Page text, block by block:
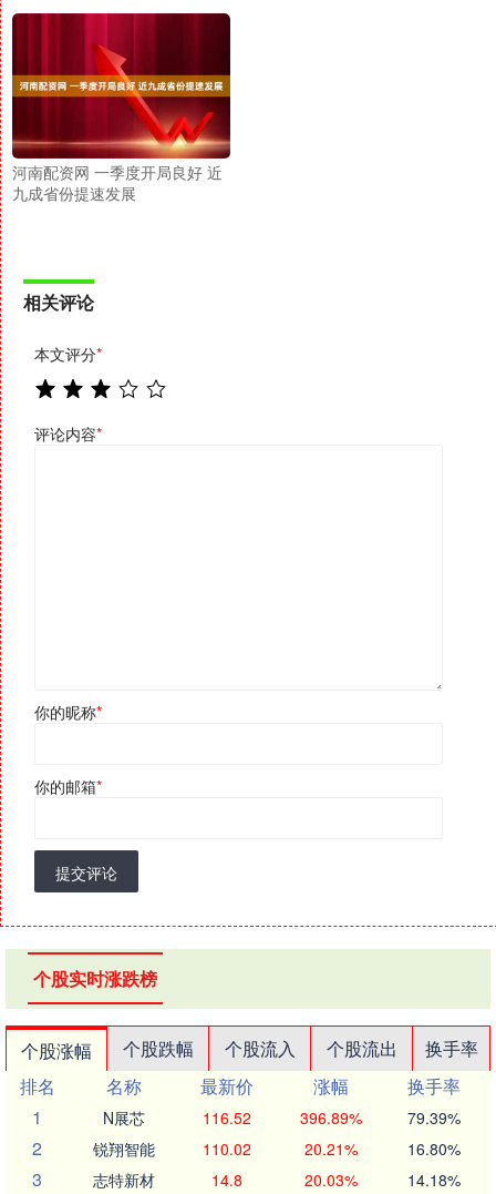
河南配资网 一季度开局良好 近
九成省份提速发展
相关评论
本文评分*
评论内容*
你的昵称*
你的邮箱*
提交评论
个股实时涨跌榜
个股涨幅 个股跌幅 个股流入 个股流出
换手率
排名
名称 最新价 涨幅
换手率
1
N展芯 116.52 396.89% 79.39%
2 锐翔智能 110.02 20.21% 16.80%
3 志特新材 14.8 20.03% 14.18%